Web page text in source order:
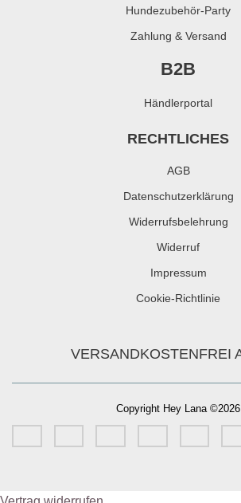
Hundezubehör-Party
Zahlung & Versand
B2B
Händlerportal
RECHTLICHES
AGB
Datenschutzerklärung
Widerrufsbelehrung
Widerruf
Impressum
Cookie-Richtlinie
VERSANDKOSTENFREI
Copyright Hey Lana ©2026